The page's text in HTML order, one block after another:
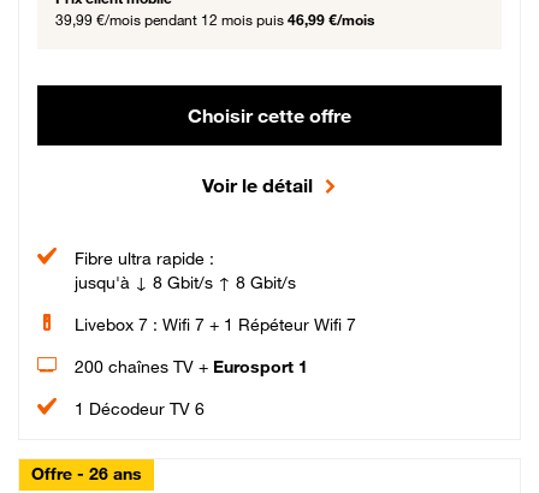
39,99 €/mois pendant 12 mois puis 46,99 €/mois
Choisir cette offre
Voir le détail
Fibre ultra rapide :
jusqu'à ↓ 8 Gbit/s ↑ 8 Gbit/s
Livebox 7 : Wifi 7 + 1 Répéteur Wifi 7
200 chaînes TV + Eurosport 1
1 Décodeur TV 6
Offre - 26 ans